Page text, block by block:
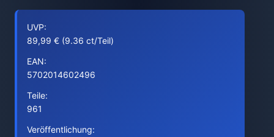
UVP:
89,99 € (9.36 ct/Teil)
EAN:
5702014602496
Teile:
961
Veröffentlichung: